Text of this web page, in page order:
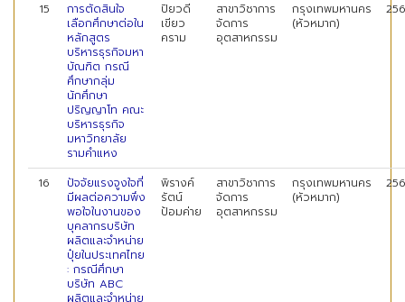
15
การตัดสินใจ
เลือกศึกษาต่อใน
หลักสูตร
บริหารธุรกิจมหา
บัณฑิต กรณี
ศึกษากลุ่ม
นักศึกษา
ปริญญาโท คณะ
บริหารธุรกิจ
มหาวิทยาลัย
รามคำแหง
ปิยวดี
เขียว
คราม
สาขาวิชาการ
จัดการ
อุตสาหกรรม
กรุงเทพมหานคร
(หัวหมาก)
16
ปัจจัยแรงจูงใจที่
มีผลต่อความพึง
พอใจในงานของ
บุคลากรบริษัท
ผลิตและจำหน่าย
ปุ๋ยในประเทศไทย
: กรณีศึกษา
บริษัท ABC
ผลิตและจำหน่าย
พิรางค์
รัตน์
ป้อมค่าย
สาขาวิชาการ
จัดการ
อุตสาหกรรม
กรุงเทพมหานคร
(หัวหมาก)